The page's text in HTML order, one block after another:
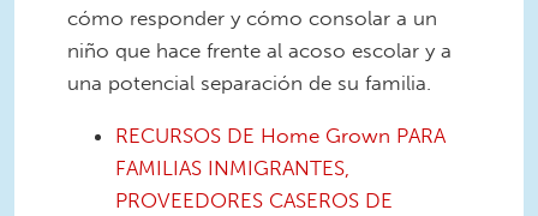
cómo responder y cómo consolar a un
niño que hace frente al acoso escolar y a
una potencial separación de su familia.
RECURSOS DE Home Grown PARA
FAMILIAS INMIGRANTES,
PROVEEDORES CASEROS DE